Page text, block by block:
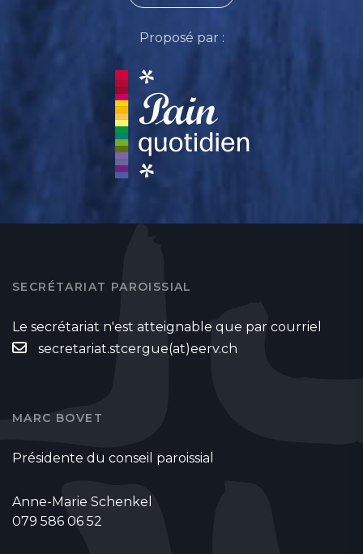
Proposé par :
SECRÉTARIAT PAROISSIAL
Le secrétariat n'est atteignable que par courriel
secretariat.stcergue(at)eerv.ch
MARC BOVET
Présidente du conseil paroissial
Anne-Marie Schenkel
079 586 06 52